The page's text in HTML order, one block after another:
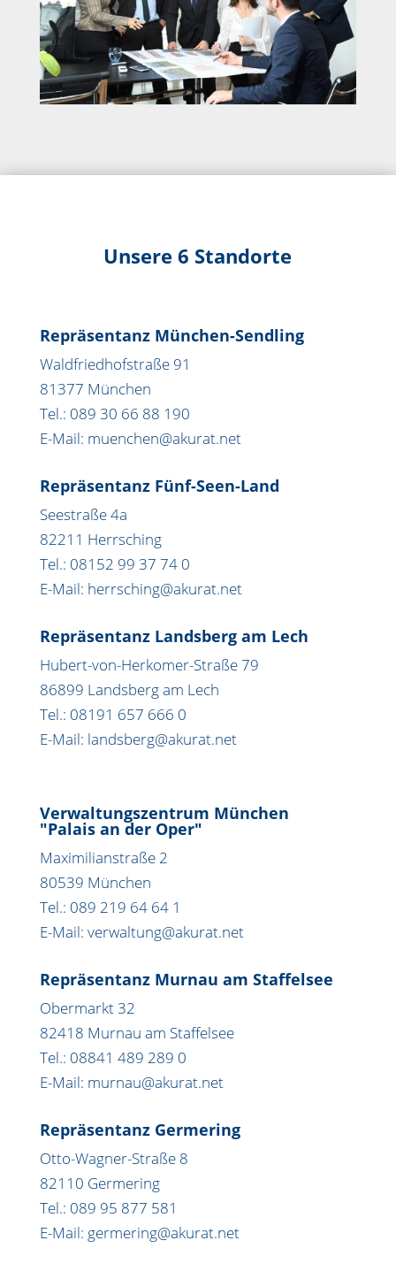
Unsere 6 Standorte
Repräsentanz München-Sendling
Waldfriedhofstraße 91
81377 München
Tel.: 089 30 66 88 190
E-Mail: muenchen@akurat.net
Repräsentanz Fünf-Seen-Land
Seestraße 4a
82211 Herrsching
Tel.: 08152 99 37 74 0
E-Mail: herrsching@akurat.net
Repräsentanz Landsberg am Lech
Hubert-von-Herkomer-Straße 79
86899 Landsberg am Lech
Tel.: 08191 657 666 0
E-Mail: landsberg@akurat.net
Verwaltungszentrum München
"Palais an der Oper"
Maximilianstraße 2
80539 München
Tel.: 089 219 64 64 1
E-Mail: verwaltung@akurat.net
Repräsentanz Murnau am Staffelsee
Obermarkt 32
82418 Murnau am Staffelsee
Tel.: 08841 489 289 0
E-Mail: murnau@akurat.net
Repräsentanz Germering
Otto-Wagner-Straße 8
82110 Germering
Tel.: 089 95 877 581
E-Mail: germering@akurat.net